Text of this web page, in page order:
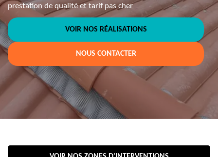
prestation de qualité et tarif pas cher
VOIR NOS RÉALISATIONS
NOUS CONTACTER